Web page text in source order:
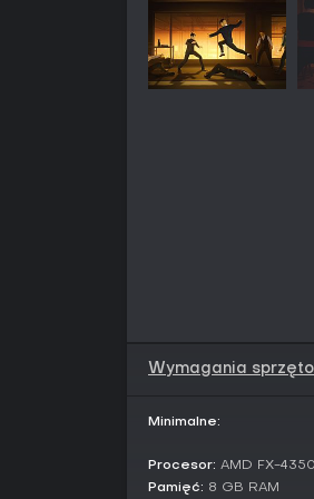
Wymagania
Minimalne:
Procesor: AMD FX-
Pamięć: 8 GB RAM